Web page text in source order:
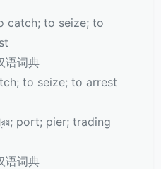
catch; to seize; to
语词典
to seize; to arrest
port; pier; trading
语词典